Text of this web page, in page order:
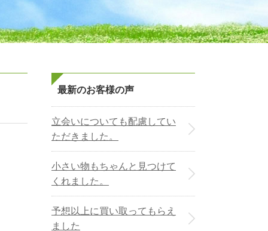
最新のお客様の声
立会いについても配慮してい
ただきました。
小さい物もちゃんと見つけて
くれました。
予想以上に買い取ってもらえ
ました